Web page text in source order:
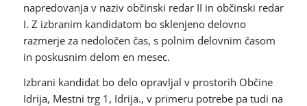
napredovanja v naziv občinski redar II in občinski redar
I. Z izbranim kandidatom bo sklenjeno delovno
razmerje za nedoločen čas, s polnim delovnim časom
in poskusnim delom en mesec.
Izbrani kandidat bo delo opravljal v prostorih Občine
Idrija, Mestni trg 1, Idrija., v primeru potrebe pa tudi na